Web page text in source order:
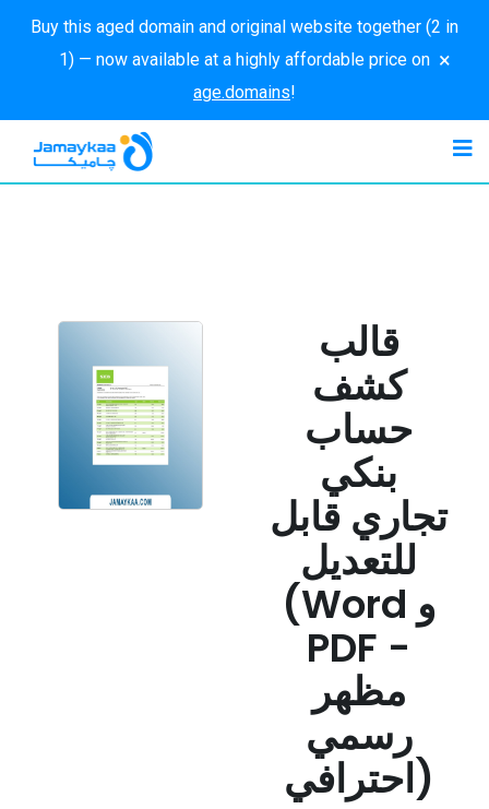
Buy this aged domain and original website together (2 in
1) — now available at a highly affordable price on
age.domains!
×
قالب
كشف
حساب
بنكي
تجاري قابل
للتعديل
(Word و
PDF -
مظهر
رسمي
احترافي)